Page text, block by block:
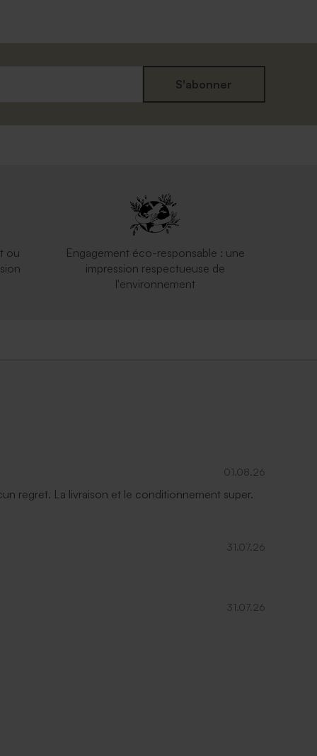
S'abonner
ou
Engagement éco-responsable : une
impression respectueuse de
l'environnement
01.08.26
regret. La livraison et le conditionnement super.
31.07.26
31.07.26